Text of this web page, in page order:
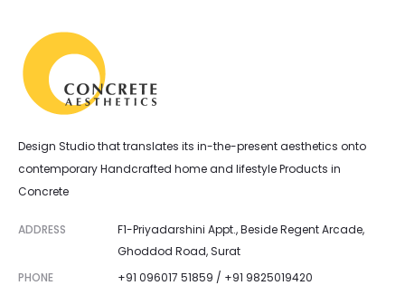
Design Studio that translates its in-the-present aesthetics onto
contemporary Handcrafted home and lifestyle Products in
Concrete
ADDRESS
F1-Priyadarshini Appt., Beside Regent Arcade,
Ghoddod Road, Surat
PHONE
+91 096017 51859 / +91 9825019420